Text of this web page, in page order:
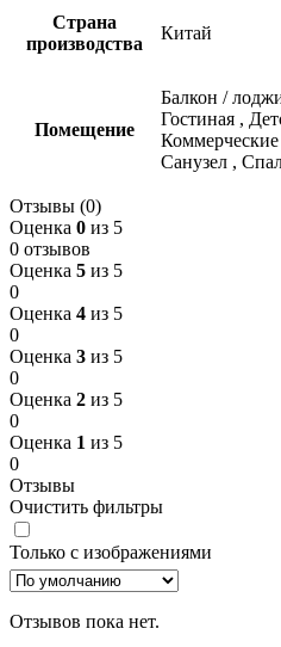
Страна
производства
Китай
Помещение
Балкон /
Гостиная ,
Санузел ,
Отзывы (0)
Оценка 0 из 5
0 отзывов
Оценка 5 из 5
0
Оценка 4 из 5
0
Оценка 3 из 5
0
Оценка 2 из 5
0
Оценка 1 из 5
0
Отзывы
Очистить фильтры
Только с изображениями
Отзывов пока нет.